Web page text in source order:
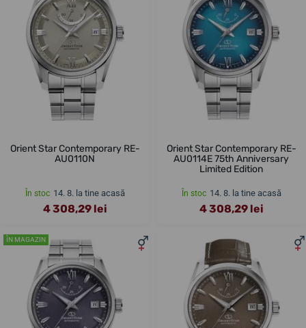
Orient Star Contemporary RE-
AU0110N
În stoc 14. 8. la tine acasă
4 308,29 lei
Orient Star Contemporary RE-
AU0114E 75th Anniversary
Limited Edition
În stoc 14. 8. la tine acasă
4 308,29 lei
ÎN MAGAZIN